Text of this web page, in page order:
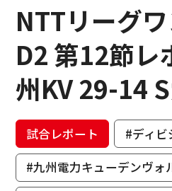
NTTリーグ
D2 第12節レ
州KV 29-14 S
試合レポート
#ディビ
#九州電力キューデンヴォ